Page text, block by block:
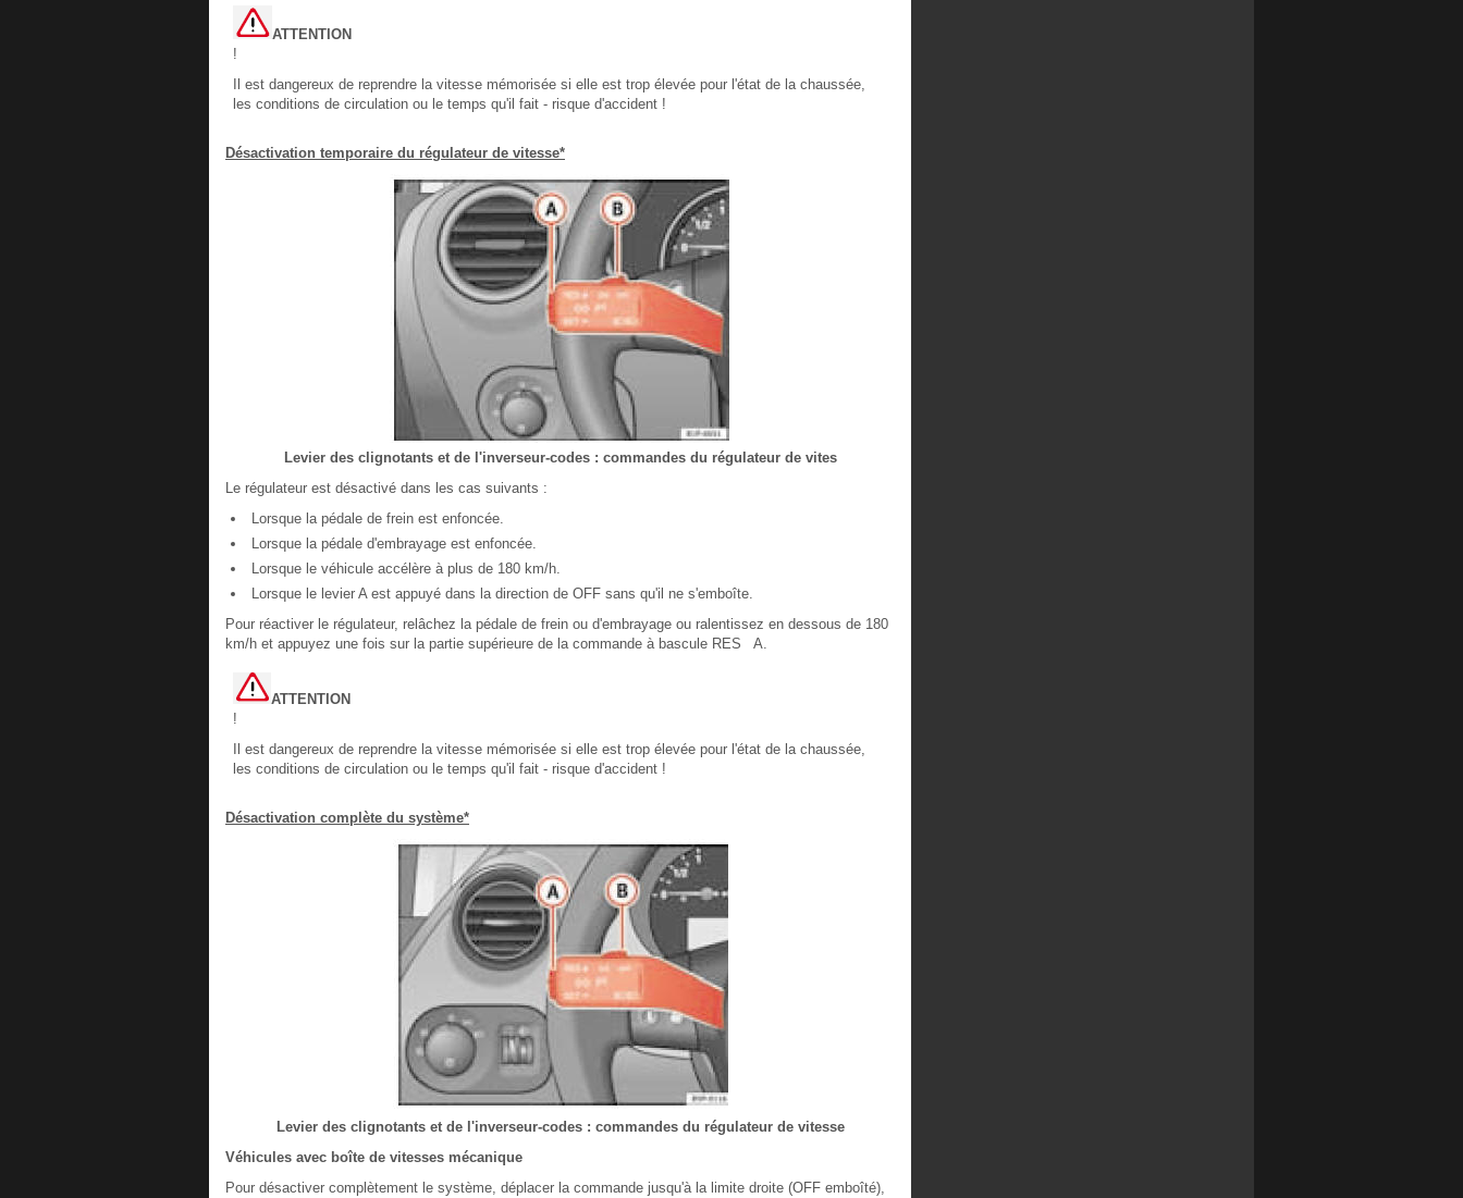
ATTENTION
!
Il est dangereux de reprendre la vitesse mémorisée si elle est trop élevée pour l'état de la chaussée,
les conditions de circulation ou le temps qu'il fait - risque d'accident !
Désactivation temporaire du régulateur de vitesse*
Levier des clignotants et de l'inverseur-codes : commandes du régulateur de vites
Le régulateur est désactivé dans les cas suivants :
Lorsque la pédale de frein est enfoncée.
Lorsque la pédale d'embrayage est enfoncée.
Lorsque le véhicule accélère à plus de 180 km/h.
Lorsque le levier A est appuyé dans la direction de OFF sans qu'il ne s'emboîte.
Pour réactiver le régulateur, relâchez la pédale de frein ou d'embrayage ou ralentissez en dessous de 180
km/h et appuyez une fois sur la partie supérieure de la commande à bascule RES A.
ATTENTION
!
Il est dangereux de reprendre la vitesse mémorisée si elle est trop élevée pour l'état de la chaussée,
les conditions de circulation ou le temps qu'il fait - risque d'accident !
Désactivation complète du système*
Levier des clignotants et de l'inverseur-codes : commandes du régulateur de vitesse
Véhicules avec boîte de vitesses mécanique
Pour désactiver complètement le système, déplacer la commande jusqu'à la limite droite (OFF emboîté),